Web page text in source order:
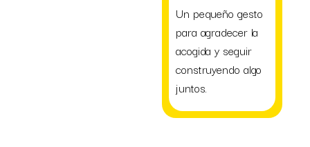
Un pequeño gesto
para agradecer la
acogida y seguir
construyendo algo
juntos.